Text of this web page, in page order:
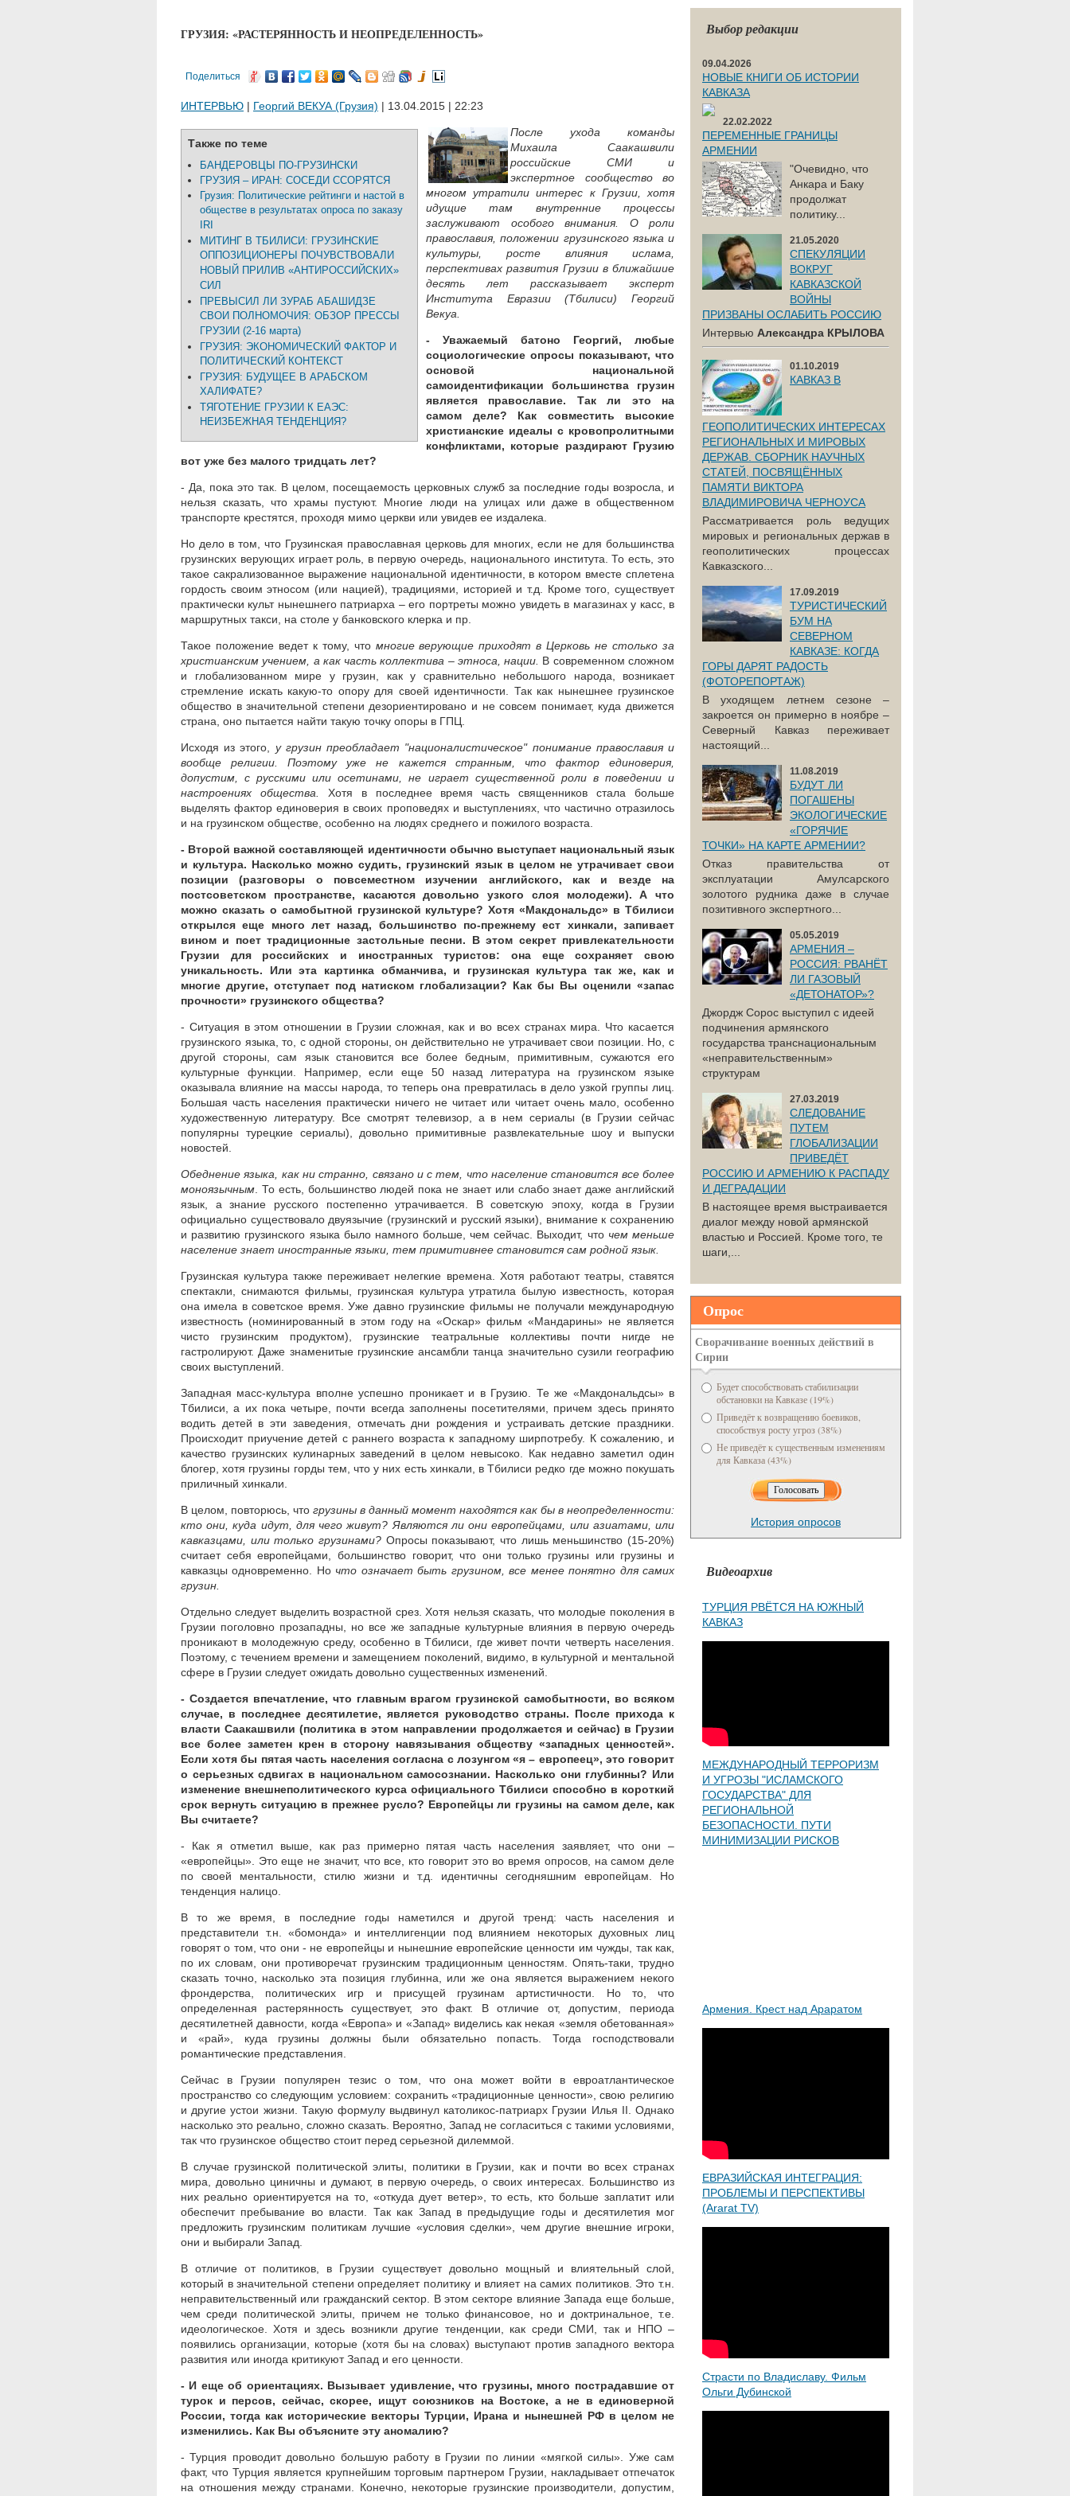
ГРУЗИЯ: «РАСТЕРЯННОСТЬ И НЕОПРЕДЕЛЕННОСТЬ»
Поделиться
ИНТЕРВЬЮ | Георгий ВЕКУА (Грузия) | 13.04.2015 | 22:23
Также по теме
БАНДЕРОВЦЫ ПО-ГРУЗИНСКИ
ГРУЗИЯ – ИРАН: СОСЕДИ ССОРЯТСЯ
Грузия: Политические рейтинги и настой в
обществе в результатах опроса по заказу
IRI
МИТИНГ В ТБИЛИСИ: ГРУЗИНСКИЕ
ОППОЗИЦИОНЕРЫ ПОЧУВСТВОВАЛИ
НОВЫЙ ПРИЛИВ «АНТИРОССИЙСКИХ»
СИЛ
ПРЕВЫСИЛ ЛИ ЗУРАБ АБАШИДЗЕ
СВОИ ПОЛНОМОЧИЯ: ОБЗОР ПРЕССЫ
ГРУЗИИ (2-16 марта)
ГРУЗИЯ: ЭКОНОМИЧЕСКИЙ ФАКТОР И
ПОЛИТИЧЕСКИЙ КОНТЕКСТ
ГРУЗИЯ: БУДУЩЕЕ В АРАБСКОМ
ХАЛИФАТЕ?
ТЯГОТЕНИЕ ГРУЗИИ К ЕАЭС:
НЕИЗБЕЖНАЯ ТЕНДЕНЦИЯ?
После ухода команды
Михаила Саакашвили
российские СМИ и
экспертное сообщество во
многом утратили интерес к Грузии, хотя
идущие там внутренние процессы
заслуживают особого внимания. О роли
православия, положении грузинского языка и
культуры, росте влияния ислама,
перспективах развития Грузии в ближайшие
десять лет рассказывает эксперт
Института Евразии (Тбилиси) Георгий
Векуа.
- Уважаемый батоно Георгий, любые
социологические опросы показывают, что
основой национальной
самоидентификации большинства грузин
является православие. Так ли это на
самом деле? Как совместить высокие
христианские идеалы с кровопролитными
конфликтами, которые раздирают Грузию
вот уже без малого тридцать лет?
- Да, пока это так. В целом, посещаемость церковных служб за последние годы возросла, и
нельзя сказать, что храмы пустуют. Многие люди на улицах или даже в общественном
транспорте крестятся, проходя мимо церкви или увидев ее издалека.
Но дело в том, что Грузинская православная церковь для многих, если не для большинства
грузинских верующих играет роль, в первую очередь, национального института. То есть, это
такое сакрализованное выражение национальной идентичности, в котором вместе сплетена
гордость своим этносом (или нацией), традициями, историей и т.д. Кроме того, существует
практически культ нынешнего патриарха – его портреты можно увидеть в магазинах у касс, в
маршрутных такси, на столе у банковского клерка и пр.
Такое положение ведет к тому, что многие верующие приходят в Церковь не столько за
христианским учением, а как часть коллектива – этноса, нации. В современном сложном
и глобализованном мире у грузин, как у сравнительно небольшого народа, возникает
стремление искать какую-то опору для своей идентичности. Так как нынешнее грузинское
общество в значительной степени дезориентировано и не совсем понимает, куда движется
страна, оно пытается найти такую точку опоры в ГПЦ.
Исходя из этого, у грузин преобладает "националистическое" понимание православия и
вообще религии. Поэтому уже не кажется странным, что фактор единоверия,
допустим, с русскими или осетинами, не играет существенной роли в поведении и
настроениях общества.
Хотя в последнее время часть священников стала больше
выделять фактор единоверия в своих проповедях и выступлениях, что частично отразилось
и на грузинском обществе, особенно на людях среднего и пожилого возраста.
- Второй важной составляющей идентичности обычно выступает национальный язык
и культура. Насколько можно судить, грузинский язык в целом не утрачивает свои
позиции (разговоры о повсеместном изучении английского, как и везде на
постсоветском пространстве, касаются довольно узкого слоя молодежи). А что
можно сказать о самобытной грузинской культуре? Хотя «Макдональдс» в Тбилиси
открылся еще много лет назад, большинство по-прежнему ест хинкали, запивает
вином и поет традиционные застольные песни. В этом секрет привлекательности
Грузии для российских и иностранных туристов: она еще сохраняет свою
уникальность. Или эта картинка обманчива, и грузинская культура так же, как и
многие другие, отступает под натиском глобализации? Как бы Вы оценили «запас
прочности» грузинского общества?
- Ситуация в этом отношении в Грузии сложная, как и во всех странах мира. Что касается
грузинского языка, то, с одной стороны, он действительно не утрачивает свои позиции. Но, с
другой стороны, сам язык становится все более бедным, примитивным, сужаются его
культурные функции. Например, если еще 50 назад литература на грузинском языке
оказывала влияние на массы народа, то теперь она превратилась в дело узкой группы лиц.
Большая часть населения практически ничего не читает или читает очень мало, особенно
художественную литературу. Все смотрят телевизор, а в нем сериалы (в Грузии сейчас
популярны турецкие сериалы), довольно примитивные развлекательные шоу и выпуски
новостей.
Обеднение языка, как ни странно, связано и с тем, что население становится все более
моноязычным . То есть, большинство людей пока не знает или слабо знает даже английский
язык, а знание русского постепенно утрачивается. В советскую эпоху, когда в Грузии
официально существовало двуязычие (грузинский и русский языки), внимание к сохранению
и развитию грузинского языка было намного больше, чем сейчас. Выходит, что чем меньше
население знает иностранные языки, тем примитивнее становится сам родной язык.
Грузинская культура также переживает нелегкие времена. Хотя работают театры, ставятся
спектакли, снимаются фильмы, грузинская культура утратила былую известность, которая
она имела в советское время. Уже давно грузинские фильмы не получали международную
известность (номинированный в этом году на «Оскар» фильм «Мандарины» не является
чисто грузинским продуктом), грузинские театральные коллективы почти нигде не
гастролируют. Даже знаменитые грузинские ансамбли танца значительно сузили географию
своих выступлений.
Западная масс-культура вполне успешно проникает и в Грузию. Те же «Макдональдсы» в
Тбилиси, а их пока четыре, почти всегда заполнены посетителями, причем здесь принято
водить детей в эти заведения, отмечать дни рождения и устраивать детские праздники.
Происходит приучение детей с раннего возраста к западному ширпотребу. К сожалению, и
качество грузинских кулинарных заведений в целом невысоко. Как недавно заметил один
блогер, хотя грузины горды тем, что у них есть хинкали, в Тбилиси редко где можно покушать
приличный хинкали.
В целом, повторюсь, что грузины в данный момент находятся как бы в неопределенности:
кто они, куда идут, для чего живут? Являются ли они европейцами, или азиатами, или
кавказцами, или только грузинами? Опросы показывают, что лишь меньшинство (15-20%)
считает себя европейцами, большинство говорит, что они только грузины или грузины и
кавказцы одновременно. Но что означает быть грузином, все менее понятно для самих
грузин.
Отдельно следует выделить возрастной срез. Хотя нельзя сказать, что молодые поколения в
Грузии поголовно прозападны, но все же западные культурные влияния в первую очередь
проникают в молодежную среду, особенно в Тбилиси, где живет почти четверть населения.
Поэтому, с течением времени и замещением поколений, видимо, в культурной и ментальной
сфере в Грузии следует ожидать довольно существенных изменений.
- Создается впечатление, что главным врагом грузинской самобытности, во всяком
случае, в последнее десятилетие, является руководство страны. После прихода к
власти Саакашвили (политика в этом направлении продолжается и сейчас) в Грузии
все более заметен крен в сторону навязывания обществу «западных ценностей».
Если хотя бы пятая часть населения согласна с лозунгом «я – европеец», это говорит
о серьезных сдвигах в национальном самосознании. Насколько они глубинны? Или
изменение внешнеполитического курса официального Тбилиси способно в короткий
срок вернуть ситуацию в прежнее русло? Европейцы ли грузины на самом деле, как
Вы считаете?
- Как я отметил выше, как раз примерно пятая часть населения заявляет, что они –
«европейцы». Это еще не значит, что все, кто говорит это во время опросов, на самом деле
по своей ментальности, стилю жизни и т.д. идентичны сегодняшним европейцам. Но
тенденция налицо.
В то же время, в последние годы наметился и другой тренд: часть населения и
представители т.н. «бомонда» и интеллигенции под влиянием некоторых духовных лиц
говорят о том, что они - не европейцы и нынешние европейские ценности им чужды, так как,
по их словам, они противоречат грузинским традиционным ценностям. Опять-таки, трудно
сказать точно, насколько эта позиция глубинна, или же она является выражением некого
фрондерства, политических игр и присущей грузинам артистичности. Но то, что
определенная растерянность существует, это факт. В отличие от, допустим, периода
десятилетней давности, когда «Европа» и «Запад» виделись как некая «земля обетованная»
и «рай», куда грузины должны были обязательно попасть. Тогда господствовали
романтические представления.
Сейчас в Грузии популярен тезис о том, что она может войти в евроатлантическое
пространство со следующим условием: сохранить «традиционные ценности», свою религию
и другие устои жизни. Такую формулу выдвинул католикос-патриарх Грузии Илья II. Однако
насколько это реально, сложно сказать. Вероятно, Запад не согласиться с такими условиями,
так что грузинское общество стоит перед серьезной дилеммой.
В случае грузинской политической элиты, политики в Грузии, как и почти во всех странах
мира, довольно циничны и думают, в первую очередь, о своих интересах. Большинство из
них реально ориентируется на то, «откуда дует ветер», то есть, кто больше заплатит или
обеспечит пребывание во власти. Так как Запад в предыдущие годы и десятилетия мог
предложить грузинским политикам лучшие «условия сделки», чем другие внешние игроки,
они и выбирали Запад.
В отличие от политиков, в Грузии существует довольно мощный и влиятельный слой,
который в значительной степени определяет политику и влияет на самих политиков. Это т.н.
неправительственный или гражданский сектор. В этом секторе влияние Запада еще больше,
чем среди политической элиты, причем не только финансовое, но и доктринальное, т.е.
идеологическое. Хотя и здесь возникли другие тенденции, как среди СМИ, так и НПО –
появились организации, которые (хотя бы на словах) выступают против западного вектора
развития или иногда критикуют Запад и его ценности.
- И еще об ориентациях. Вызывает удивление, что грузины, много пострадавшие от
турок и персов, сейчас, скорее, ищут союзников на Востоке, а не в единоверной
России, тогда как исторические векторы Турции, Ирана и нынешней РФ в целом не
изменились. Как Вы объясните эту аномалию?
- Турция проводит довольно большую работу в Грузии по линии «мягкой силы». Уже сам
факт, что Турция является крупнейшим торговым партнером Грузии, накладывает отпечаток
на отношения между странами. Конечно, некоторые грузинские производители, допустим,
Выбор редакции
09.04.2026
НОВЫЕ КНИГИ ОБ ИСТОРИИ
КАВКАЗА
22.02.2022
ПЕРЕМЕННЫЕ ГРАНИЦЫ
АРМЕНИИ
"Очевидно, что
Анкара и Баку
продолжат
политику...
21.05.2020
СПЕКУЛЯЦИИ
ВОКРУГ
КАВКАЗСКОЙ
ВОЙНЫ
ПРИЗВАНЫ ОСЛАБИТЬ РОССИЮ
Интервью Александра КРЫЛОВА
01.10.2019
КАВКАЗ В
ГЕОПОЛИТИЧЕСКИХ ИНТЕРЕСАХ
РЕГИОНАЛЬНЫХ И МИРОВЫХ
ДЕРЖАВ. СБОРНИК НАУЧНЫХ
СТАТЕЙ, ПОСВЯЩЁННЫХ
ПАМЯТИ ВИКТОРА
ВЛАДИМИРОВИЧА ЧЕРНОУСА
Рассматривается роль ведущих
мировых и региональных держав в
геополитических процессах
Кавказского...
17.09.2019
ТУРИСТИЧЕСКИЙ
БУМ НА
СЕВЕРНОМ
КАВКАЗЕ: КОГДА
ГОРЫ ДАРЯТ РАДОСТЬ
(ФОТОРЕПОРТАЖ)
В уходящем летнем сезоне –
закроется он примерно в ноябре –
Северный Кавказ переживает
настоящий...
11.08.2019
БУДУТ ЛИ
ПОГАШЕНЫ
ЭКОЛОГИЧЕСКИЕ
«ГОРЯЧИЕ
ТОЧКИ» НА КАРТЕ АРМЕНИИ?
Отказ правительства от
эксплуатации Амулсарского
золотого рудника даже в случае
позитивного экспертного...
05.05.2019
АРМЕНИЯ –
РОССИЯ: РВАНЁТ
ЛИ ГАЗОВЫЙ
«ДЕТОНАТОР»?
Джордж Сорос выступил с идеей
подчинения армянского
государства транснациональным
«неправительственным»
структурам
27.03.2019
СЛЕДОВАНИЕ
ПУТЕМ
ГЛОБАЛИЗАЦИИ
ПРИВЕДЁТ
РОССИЮ И АРМЕНИЮ К РАСПАДУ
И ДЕГРАДАЦИИ
В настоящее время выстраивается
диалог между новой армянской
властью и Россией. Кроме того, те
шаги,...
Опрос
Сворачивание военных действий в
Сирии
Будет способствовать стабилизации
обстановки на Кавказе (19%)
Приведёт к возвращению боевиков,
способствуя росту угроз (38%)
Не приведёт к существенным изменениям
для Кавказа (43%)
История опросов
Видеоархив
ТУРЦИЯ РВЁТСЯ НА ЮЖНЫЙ
КАВКАЗ
МЕЖДУНАРОДНЫЙ ТЕРРОРИЗМ
И УГРОЗЫ "ИСЛАМСКОГО
ГОСУДАРСТВА" ДЛЯ
РЕГИОНАЛЬНОЙ
БЕЗОПАСНОСТИ. ПУТИ
МИНИМИЗАЦИИ РИСКОВ
Армения. Крест над Араратом
ЕВРАЗИЙСКАЯ ИНТЕГРАЦИЯ:
ПРОБЛЕМЫ И ПЕРСПЕКТИВЫ
(Ararat TV)
Страсти по Владиславу. Фильм
Ольги Дубинской